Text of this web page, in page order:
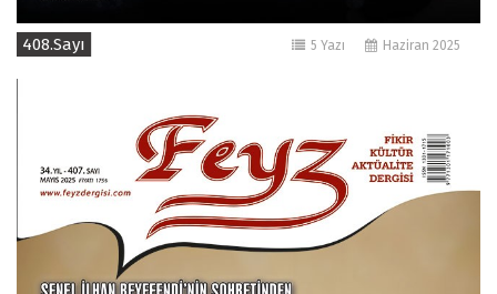
408.Sayı Haziran 2025
5 Yazı